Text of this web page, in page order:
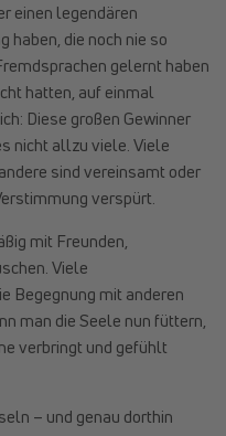
einen legendären
haben, die noch nie so
gelernt haben
hatten, auf einmal
Diese großen Gewinner
nicht allzu viele. Viele
sind vereinsamt oder
verspürt.
mit Freunden,
Viele
Begegnung mit anderen
man die Seele nun füttern,
verbringt und gefühlt
– und genau dorthin